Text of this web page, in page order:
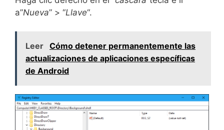
a”Nueva” > “Llave“.
Leer Cómo detener permanentemente las
actualizaciones de aplicaciones específicas
de Android